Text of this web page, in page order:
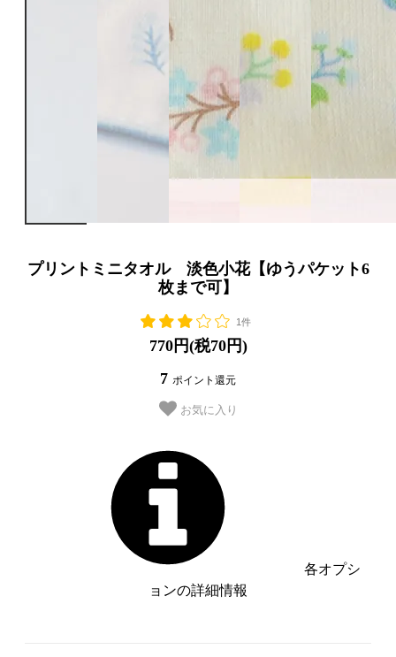
プリントミニタオル 淡色小花【ゆうパケット6
枚まで可】
1件
770円(税70円)
7 ポイント還元
お気に入り
各オプシ
ョンの詳細情報